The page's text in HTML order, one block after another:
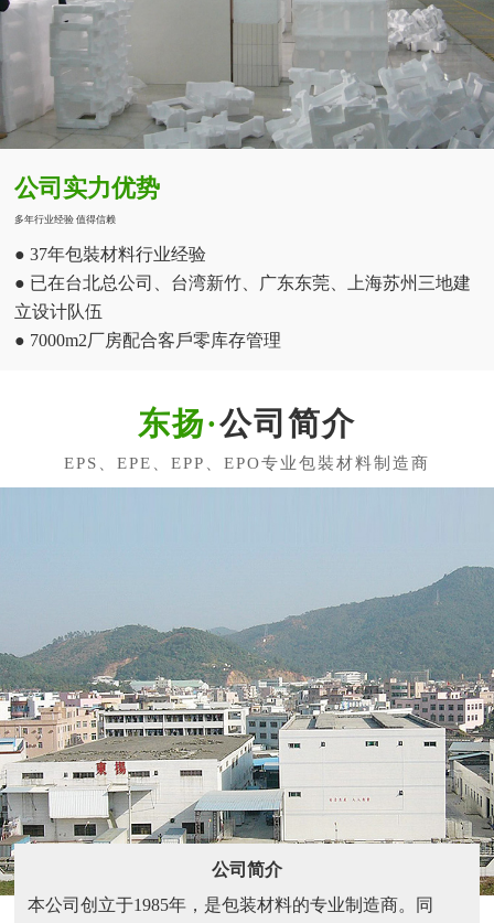
公司实力优势
多年行业经验 值得信赖
● 37年包裝材料行业经验
● 已在台北总公司、台湾新竹、广东东莞、上海苏州三地建
立设计队伍
● 7000m2厂房配合客戶零库存管理
公司简介
公司简介
本公司创立于1985年，是包装材料的专业制造商。同